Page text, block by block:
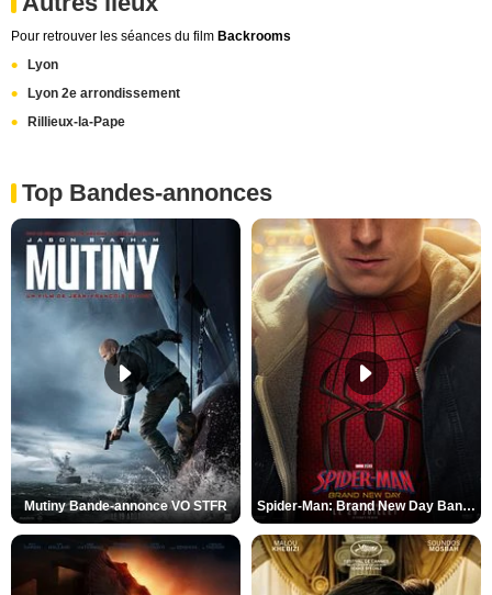
Pour retrouver les séances du film Backrooms
Lyon
Lyon 2e arrondissement
Rillieux-la-Pape
Top Bandes-annonces
Mutiny Bande-annonce VO STFR Spider-Man: Brand New Day Bande-annonce VO STFR